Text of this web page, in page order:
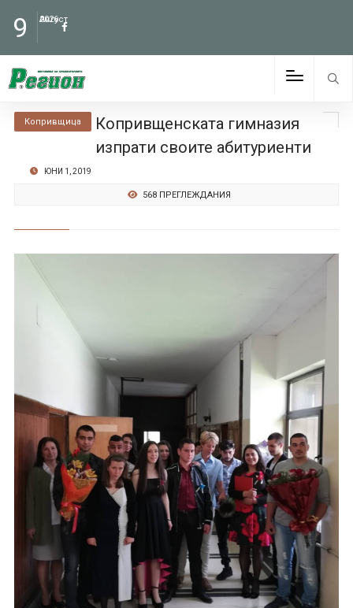
9 Август
2026
Копривщица
Копривщенската гимназия
изпрати своите абитуриенти
ЮНИ 1, 2019
568 ПРЕГЛЕЖДАНИЯ